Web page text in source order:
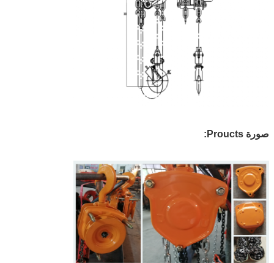
صورة Proucts: